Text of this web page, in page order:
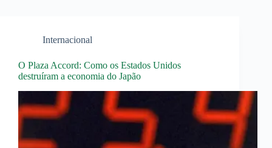
Internacional
O Plaza Accord: Como os Estados Unidos
destruíram a economia do Japão